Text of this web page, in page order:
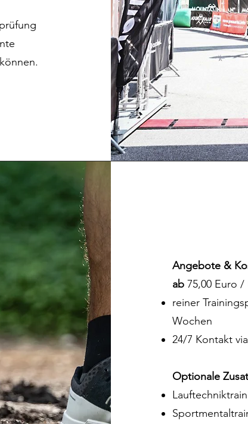
Angebote &
ab75,00 Euro /
reiner
Wochen
24/7 Kontakt
Optionale